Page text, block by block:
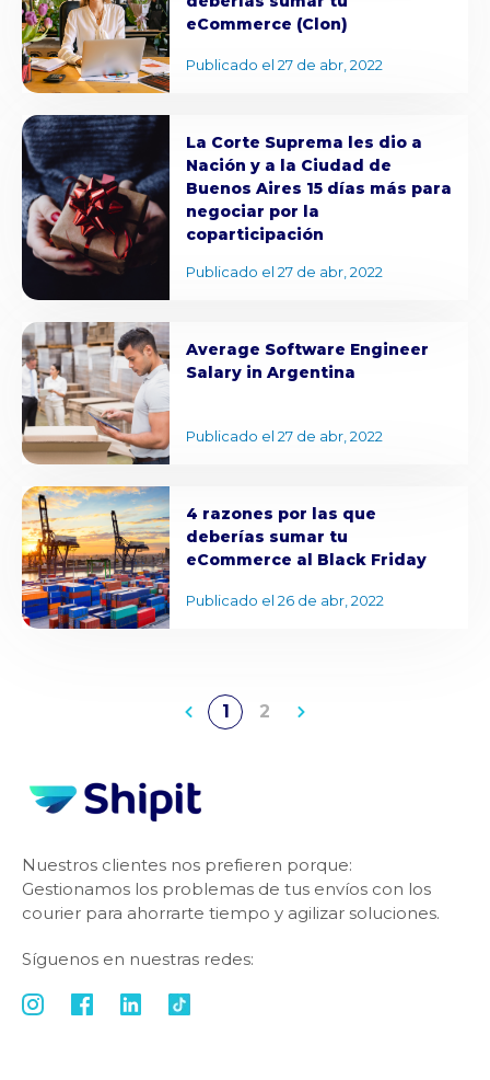
Publicado el 27 de abr, 2022
eCommerce (Clon)
Publicado el 27 de abr, 2022
La Corte Suprema les dio a
Nación y a la Ciudad de
Buenos Aires 15 días más para
negociar por la
coparticipación
Publicado el 27 de abr, 2022
Average Software Engineer
Salary in Argentina
Publicado el 26 de abr, 2022
4 razones por las que
deberías sumar tu
eCommerce al Black Friday
1 2
Nuestros clientes nos prefieren porque:
Gestionamos los problemas de tus envíos con los
courier para ahorrarte tiempo y agilizar soluciones.
Síguenos en nuestras redes: